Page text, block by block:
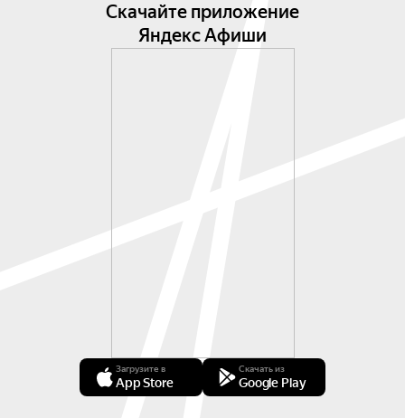
Скачайте приложение
Яндекс Афиши
Загрузите в
App Store
Скачать из
Google Play